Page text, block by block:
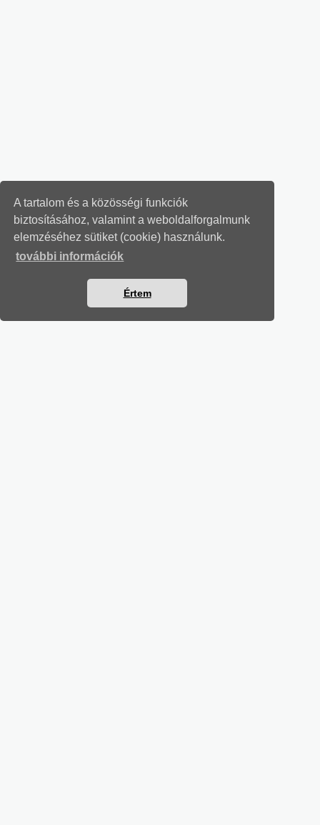
A tartalom és a közösségi funkciók
biztosításához, valamint a weboldalforgalmunk
elemzéséhez sütiket (cookie) használunk.
további információk
Értem